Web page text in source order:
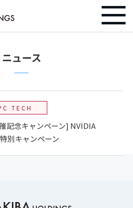
ニュース
TECH
記念キャンペーン] NVIDIA
別キャンペーン